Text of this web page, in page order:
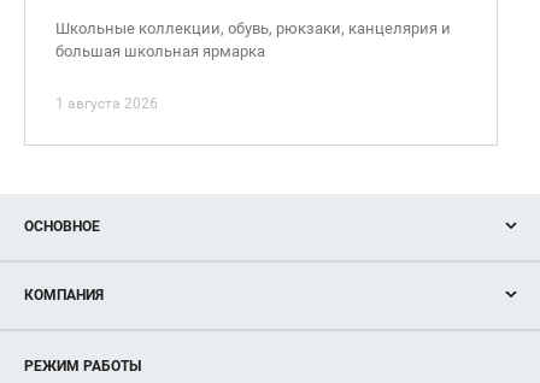
Школьные коллекции, обувь, рюкзаки, канцелярия и
большая школьная ярмарка
1 августа 2026
ОСНОВНОЕ
Новости
Магазины
Услуги
КОМПАНИЯ
Рекламодателям
РЕЖИМ РАБОТЫ